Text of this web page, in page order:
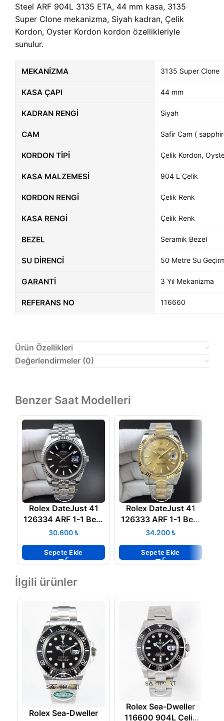
Steel ARF 904L 3135 ETA, 44 mm kasa, 3135
Super Clone mekanizma, Siyah kadran, Çelik
Kordon, Oyster Kordon kordon özellikleriyle
sunulur.
MEKANIZMA 3135 Super Clone
KASA ÇAPI 44 mm
KADRAN RENGI Siyah
CAM Safir Cam (
KORDON TIPI Çelik Kordon,
KASA MALZEMESI 904 L Çelik
KORDON RENGI Çelik Renk
KASA RENGI Çelik Renk
BEZEL Seramik Bezel
SU DIRENCI 50 Metre Su
GARANTI 3 Yıl Mekanizma
REFERANS NO 116660
Ürün Özellikleri
Değerlendirmeler (0)
Benzer Saat Modelleri
Rolex DateJust 41
126334 ARF 1-1 Best
Edition 904L Steel
Bracelet 3235
₺
Sepete Ekle
Rolex DateJust 41
126333 ARF 1-1 Best
Edition 904L Steel
Clone
₺
Sepete Ekle
İlgili ürünler
Rolex Sea-Dweller
Rolex Sea-Dweller
116600 904L Çelik